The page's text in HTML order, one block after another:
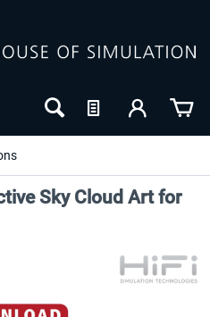
Sky Cloud Art for